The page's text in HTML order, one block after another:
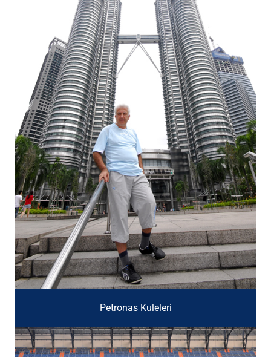
Petronas Kuleleri